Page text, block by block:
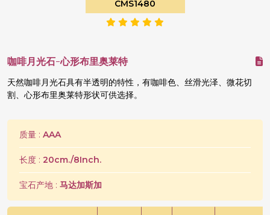
CMS1480
咖啡月光石-心形布里奥莱特
天然咖啡月光石具有半透明的特性，有咖啡色、丝滑光泽、微花切
割、心形布里奥莱特形状可供选择。
质量 : AAA
长度 : 20cm./8Inch.
宝石产地 : 马达加斯加